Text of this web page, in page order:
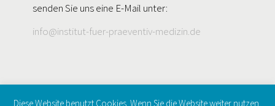
senden Sie uns eine E-Mail unter:
info@institut-fuer-praeventiv-medizin.de
Diese Website benutzt Cookies. Wenn Sie die Website weiter nutzen,